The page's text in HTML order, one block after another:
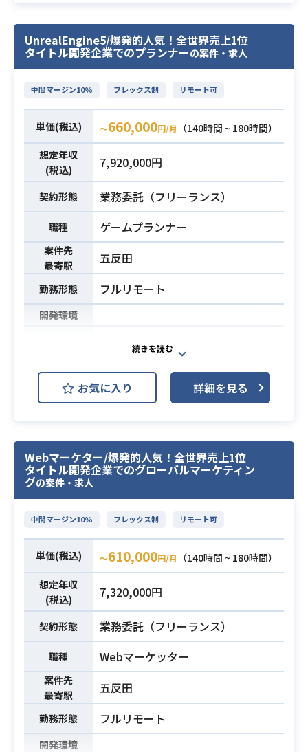
必須スキル
・B2B SaaSまたは業務システムにお
けるPM・プロジェクト管理経験
・要件定義、仕様策定、スコープ管
・エンジニアやデザイナーを含む多
職種間での合意形成・調整実務
・事業インパクトや開発工数を踏ま
えた優先順位付けの判断能力
・アジャイルやスクラム等の開発プ
ロセスを用いたプロジェクト推進経
験
・Webアプリケーション、API、D
B、クラウドインフラに関する基礎知
識
業務内容
ックスのためのシェーダー等の開発
やパイプラインの構築
・キャラクタの魅力あるアクショ
・効率的な開発環境の構築やツール
の作成
背景の木や石などの汎用物は作ら
ず、ユニークな体験を与えるモデル
にリソースを集中します。とにかく
無駄な物を作りません。
純粋にユーザーが求めているものを
最速で作っていきます。
・Unity/UE5
Painter
・Houdini
・Zbrush
・UnityもしくはUnreal Engine 4で
の開発経験がある方
・PCゲームにおける開発経験をお持
ちの方
ンジニアリング経験がある方
・最新のテクノロジーや技術トレン
ドに興味があり学び続けている方
・3Dオープワールドゲーム開発経験
がある方
・ネットワークシステム開発経験が
・PS5、Xbox、Switchへの移植に携
わった経験がある方
UnrealEngine5/爆発的人気！全世界売上1位
タイトル開発企業でのプランナーの案件・求人
中間マージン10% フレックス制 リモート可
単価(税込) 〜660,000円/月
（140時間 ~ 180時間）
想定年収
(税込)
7,920,000円
契約形態 業務委託（フリーランス）
職種 ゲームプランナー
案件先
最寄駅
五反田
勤務形態 フルリモート
開発環境
新規タイトル開発プロジェクト等い
づれかにおいて、ゲーム制作/管理業
務を担当していただきます。
スキル経験によって、プロデューサ
あります。
【業務内容】
・レベルデザインの設計、構築、検
証
・ゲーム内の各システム考案
のアクション考案
調整、進行管理
・外注管理
・制作物のチェック及びクオリティ
コントロール
・社内外各所との折衝
必須スキル
・商業ゲーム開発経験が2年以上ある
方
・Unreal Engine5の使用経験がある
お気に入り 詳細を見る
Webマーケター/爆発的人気！全世界売上1位
タイトル開発企業でのグローバルマーケティン
グの案件・求人
中間マージン10% フレックス制 リモート可
単価(税込) 〜610,000円/月
（140時間 ~ 180時間）
想定年収
(税込)
7,320,000円
契約形態 業務委託（フリーランス）
職種 Webマーケッター
案件先
最寄駅
五反田
勤務形態 フルリモート
開発環境